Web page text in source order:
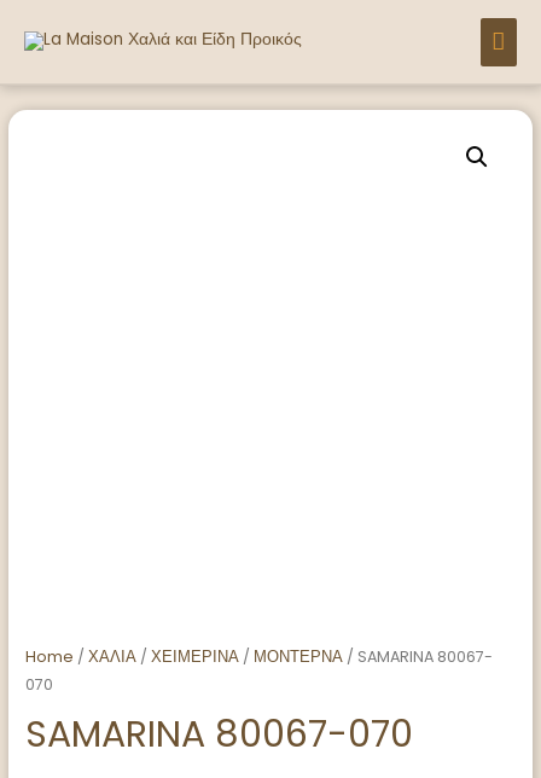
Home /ΧΑΛΙΑ /ΧΕΙΜΕΡΙΝΑ / ΜΟΝΤΕΡΝΑ / SAMARINA 80067-
070
SAMARINA 80067-070